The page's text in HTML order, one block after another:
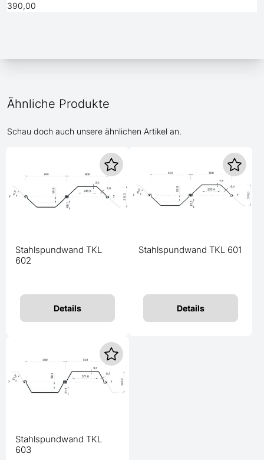
390,00
Ähnliche Produkte
Schau doch auch unsere ähnlichen Artikel an.
Stahlspundwand TKL
602
Details
Stahlspundwand TKL 601
Details
Stahlspundwand TKL
603